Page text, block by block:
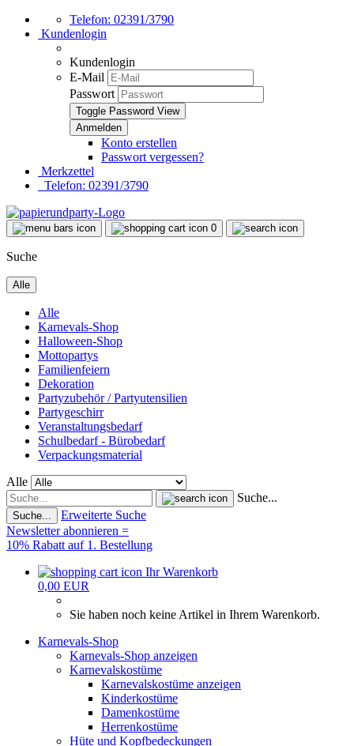
Telefon: 02391/3790
Kundenlogin
Kundenlogin
E-Mail
Passwort
Toggle Password View
Konto erstellen
Passwort vergessen?
Merkzettel
Telefon: 02391/3790
0
Suche
Alle
Alle
Karnevals-Shop
Halloween-Shop
Mottopartys
Familienfeiern
Dekoration
Partyzubehör / Partyutensilien
Partygeschirr
Veranstaltungsbedarf
Schulbedarf - Bürobedarf
Verpackungsmaterial
Alle
Suche...
Suche...
Erweiterte Suche
Newsletter abonnieren =
10% Rabatt auf 1. Bestellung
Ihr Warenkorb
0,00 EUR
Sie haben noch keine Artikel in Ihrem Warenkorb.
Karnevals-Shop
Karnevals-Shop anzeigen
Karnevalskostüme
Karnevalskostüme anzeigen
Kinderkostüme
Damenkostüme
Herrenkostüme
Hüte und Kopfbedeckungen